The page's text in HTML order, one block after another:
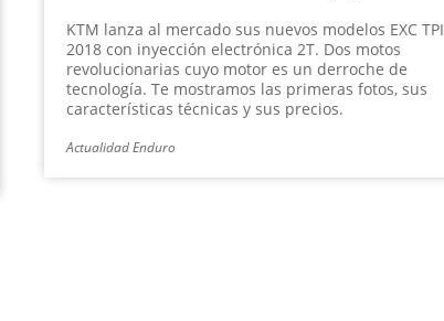
KTM lanza al mercado sus nuevos modelos EXC TPI
2018 con inyección electrónica 2T. Dos motos
revolucionarias cuyo motor es un derroche de
tecnología. Te mostramos las primeras fotos, sus
características técnicas y sus precios.
Actualidad Enduro